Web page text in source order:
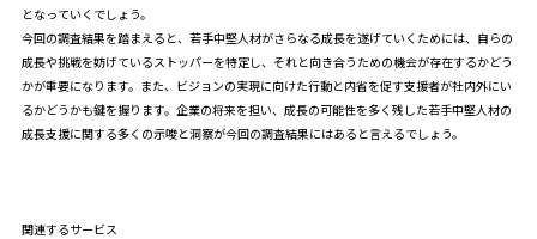
となっていくでしょう。
今回の調査結果を踏まえると、若手中堅人材がさらなる成長を遂げていくためには、自らの
成長や挑戦を妨げているストッパーを特定し、それと向き合うための機会が存在するかどう
かが重要になります。また、ビジョンの実現に向けた行動と内省を促す支援者が社内外にい
るかどうかも鍵を握ります。企業の将来を担い、成長の可能性を多く残した若手中堅人材の
成長支援に関する多くの示唆と洞察が今回の調査結果にはあると言えるでしょう。
関連するサービス